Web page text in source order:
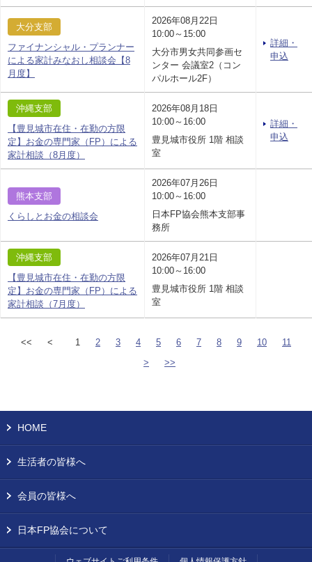
大分支部
ファイナンシャル・プランナー
による家計みなおし相談会【8
月度】
2026年08月22日
10:00～15:00
大分市男女共同参画セ
ンター 会議室2（コン
パルホール2F）
詳細・
申込
沖縄支部
【豊見城市在住・在勤の方限
定】お金の専門家（FP）による
家計相談（8月度）
2026年08月18日
10:00～16:00
豊見城市役所 1階 相談
室
詳細・
申込
熊本支部
くらしとお金の相談会
2026年07月26日
10:00～16:00
日本FP協会熊本支部事
務所
沖縄支部
【豊見城市在住・在勤の方限
定】お金の専門家（FP）による
家計相談（7月度）
2026年07月21日
10:00～16:00
豊見城市役所 1階 相談
室
<< < 1 2 3 4 5 6 7 8 9 10
11
>
>>
HOME
生活者の皆様へ
会員の皆様へ
日本FP協会について